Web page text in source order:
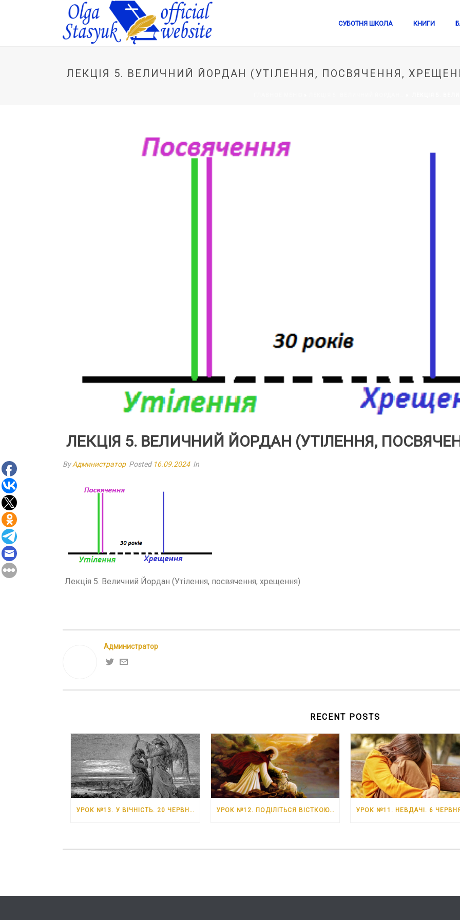
СУБОТНЯ ШКОЛА КНИГИ
ЛЕКЦІЯ 5. ВЕЛИЧНИЙ ЙОРДАН (УТІЛЕННЯ, ПОСВЯЧЕННЯ,
ЛЕКЦІЯ 5. ВЕЛИЧНИЙ ЙОРДАН (УТІЛЕННЯ,
ByАдминистратор Posted 16.09.2024 In
Лекція 5. Величний Йордан (Утілення, посвячення, хрещення)
Администратор
RECENT POSTS
УРОК №13. У ВІЧНІСТЬ. 20 ЧЕРВНЯ – 26 ЧЕРВНЯ 2026 РОКУ УРОК №12. ПОДІЛІТЬСЯ ВІСТКОЮ ПРО ІСУСА. 13 ЧЕРВНЯ – 19 ЧЕРВНЯ 2026 РОКУ